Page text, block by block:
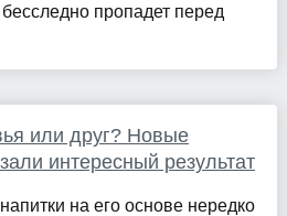
пропадет перед
или друг? Новые
интересный результат
на его основе нередко